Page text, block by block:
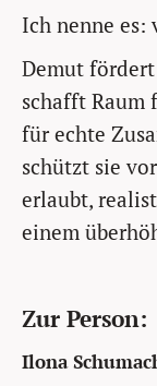
Ich nenne es:
Demut
schafft Raum
für echte
schützt sie
erlaubt,
einem
Zur Person:
Ilona